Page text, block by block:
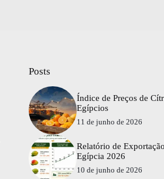
Posts
Índice de Preços de
Egípcios
11 de junho de 2026
Relatório de
Egípcia 2026
10 de junho de 2026